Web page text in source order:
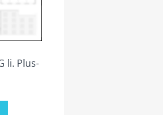
li. Plus-